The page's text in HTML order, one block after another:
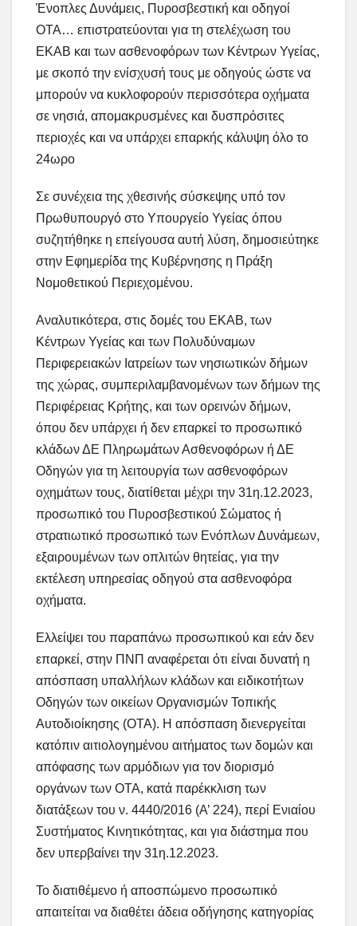
Ένοπλες Δυνάμεις, Πυροσβεστική και οδηγοί
ΟΤΑ… επιστρατεύονται για τη στελέχωση του
ΕΚΑΒ και των ασθενοφόρων των Κέντρων Υγείας,
με σκοπό την ενίσχυσή τους με οδηγούς ώστε να
μπορούν να κυκλοφορούν περισσότερα οχήματα
σε νησιά, απομακρυσμένες και δυσπρόσιτες
περιοχές και να υπάρχει επαρκής κάλυψη όλο το
24ωρο
Σε συνέχεια της χθεσινής σύσκεψης υπό τον
Πρωθυπουργό στο Υπουργείο Υγείας όπου
συζητήθηκε η επείγουσα αυτή λύση, δημοσιεύτηκε
στην Εφημερίδα της Κυβέρνησης η Πράξη
Νομοθετικού Περιεχομένου.
Αναλυτικότερα, στις δομές του ΕΚΑΒ, των
Κέντρων Υγείας και των Πολυδύναμων
Περιφερειακών Ιατρείων των νησιωτικών δήμων
της χώρας, συμπεριλαμβανομένων των δήμων της
Περιφέρειας Κρήτης, και των ορεινών δήμων,
όπου δεν υπάρχει ή δεν επαρκεί το προσωπικό
κλάδων ΔΕ Πληρωμάτων Ασθενοφόρων ή ΔΕ
Οδηγών για τη λειτουργία των ασθενοφόρων
οχημάτων τους, διατίθεται μέχρι την 31η.12.2023,
προσωπικό του Πυροσβεστικού Σώματος ή
στρατιωτικό προσωπικό των Ενόπλων Δυνάμεων,
εξαιρουμένων των οπλιτών θητείας, για την
εκτέλεση υπηρεσίας οδηγού στα ασθενοφόρα
οχήματα.
Ελλείψει του παραπάνω προσωπικού και εάν δεν
επαρκεί, στην ΠΝΠ αναφέρεται ότι είναι δυνατή η
απόσπαση υπαλλήλων κλάδων και ειδικοτήτων
Οδηγών των οικείων Οργανισμών Τοπικής
Αυτοδιοίκησης (ΟΤΑ). Η απόσπαση διενεργείται
κατόπιν αιτιολογημένου αιτήματος των δομών και
απόφασης των αρμόδιων για τον διορισμό
οργάνων των ΟΤΑ, κατά παρέκκλιση των
διατάξεων του ν. 4440/2016 (Α’ 224), περί Ενιαίου
Συστήματος Κινητικότητας, και για διάστημα που
δεν υπερβαίνει την 31η.12.2023.
Το διατιθέμενο ή αποσπώμενο προσωπικό
απαιτείται να διαθέτει άδεια οδήγησης κατηγορίας